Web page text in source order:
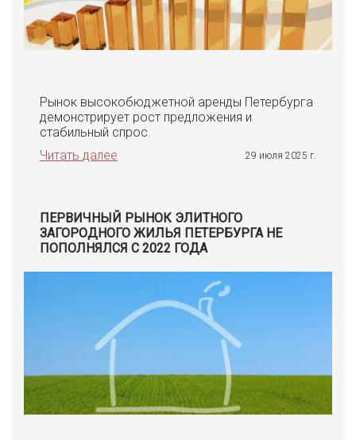
Рынок высокобюджетной аренды Петербурга
демонстрирует рост предложения и
стабильный спрос.
Читать далее
29 июля 2025 г.
ПЕРВИЧНЫЙ РЫНОК ЭЛИТНОГО
ЗАГОРОДНОГО ЖИЛЬЯ ПЕТЕРБУРГА НЕ
ПОПОЛНЯЛСЯ С 2022 ГОДА